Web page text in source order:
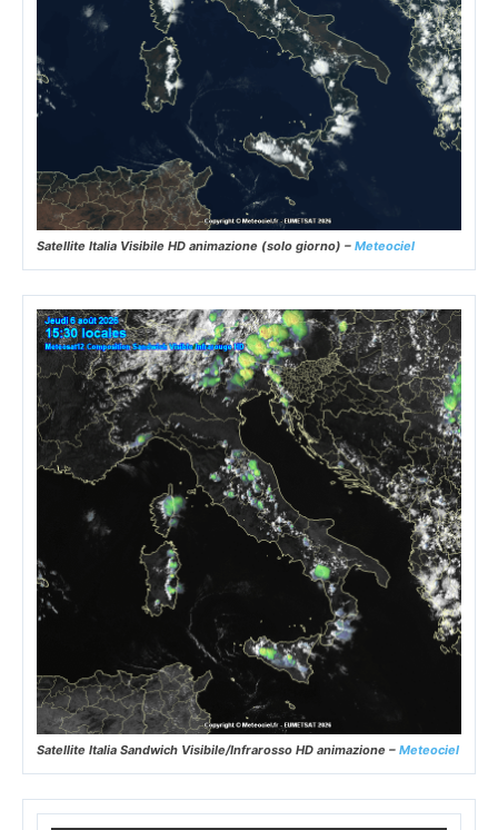
Satellite Italia Visibile HD animazione (solo giorno) – Meteociel
Satellite Italia Sandwich Visibile/Infrarosso HD animazione – Meteociel